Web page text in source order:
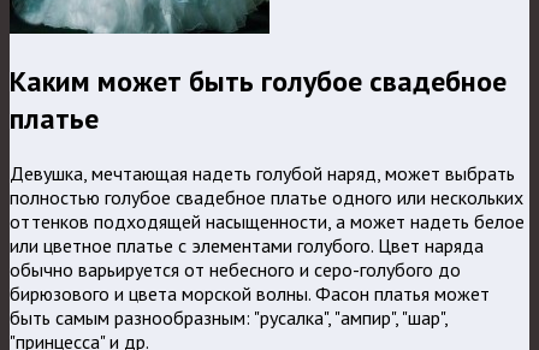
Каким может быть голубое свадебное
платье
Девушка, мечтающая надеть голубой наряд, может выбрать
полностью голубое свадебное платье одного или нескольких
оттенков подходящей насыщенности, а может надеть белое
или цветное платье с элементами голубого. Цвет наряда
обычно варьируется от небесного и серо-голубого до
бирюзового и цвета морской волны. Фасон платья может
быть самым разнообразным: "русалка", "ампир", "шар",
"принцесса" и др.